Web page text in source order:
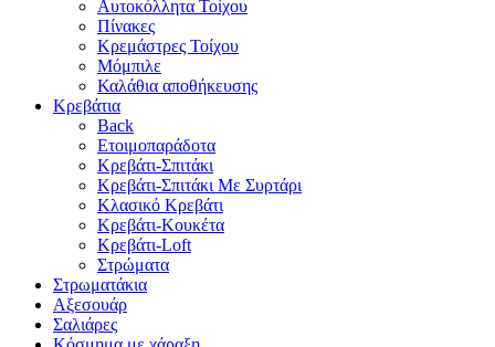
Αυτοκόλλητα Τοίχου
Πίνακες
Κρεμάστρες Τοίχου
Μόμπιλε
Καλάθια αποθήκευσης
Κρεβάτια
Back
Ετοιμοπαράδοτα
Κρεβάτι-Σπιτάκι
Κρεβάτι-Σπιτάκι Με Συρτάρι
Κλασικό Κρεβάτι
Κρεβάτι-Κουκέτα
Κρεβάτι-Loft
Στρώματα
Στρωματάκια
Αξεσουάρ
Σαλιάρες